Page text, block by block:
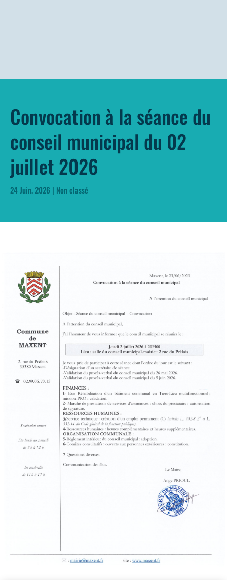
Convocation à la séance du
conseil municipal du 02
juillet 2026
24 Juin. 2026 | Non classé